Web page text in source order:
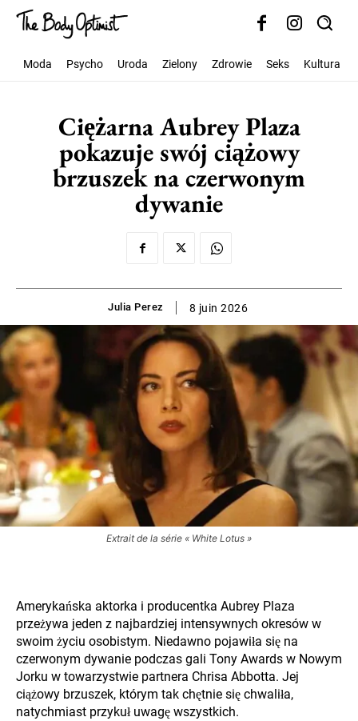
Moda Psycho Uroda Zielony Zdrowie Seks Kultura
Ciężarna Aubrey Plaza
pokazuje swój ciążowy
brzuszek na czerwonym
dywanie
Julia Perez 8 juin 2026
Extrait de la série « White Lotus »
Amerykańska aktorka i producentka Aubrey Plaza
przeżywa jeden z najbardziej intensywnych okresów w
swoim życiu osobistym. Niedawno pojawiła się na
czerwonym dywanie podczas gali Tony Awards w Nowym
Jorku w towarzystwie partnera Chrisa Abbotta. Jej
ciążowy brzuszek, którym tak chętnie się chwaliła,
natychmiast przykuł uwagę wszystkich.